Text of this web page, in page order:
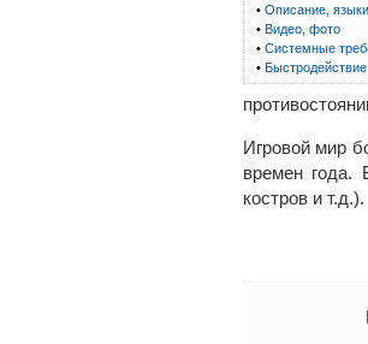
• Описание, языки
• Видео, фото
• Системные
• Быстродействие
Игровой мир
времен года.
костров и т.д.).